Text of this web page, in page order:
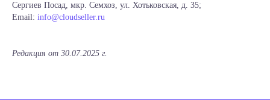
Сергиев Посад, мкр. Семхоз, ул. Хотьковская, д. 35;
Email: info@cloudseller.ru
Редакция от 30.07.2025 г.